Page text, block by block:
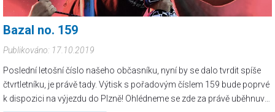
Bazal no. 159
Publikováno: 17.10.2019
Poslední letošní číslo našeho občasníku, nyní by se dalo tvrdit spíše
čtvrtletníku, je právě tady. Výtisk s pořadovým číslem 159 bude poprvé
k dispozici na výjezdu do Plzně! Ohlédneme se zde za právě uběhnuvší